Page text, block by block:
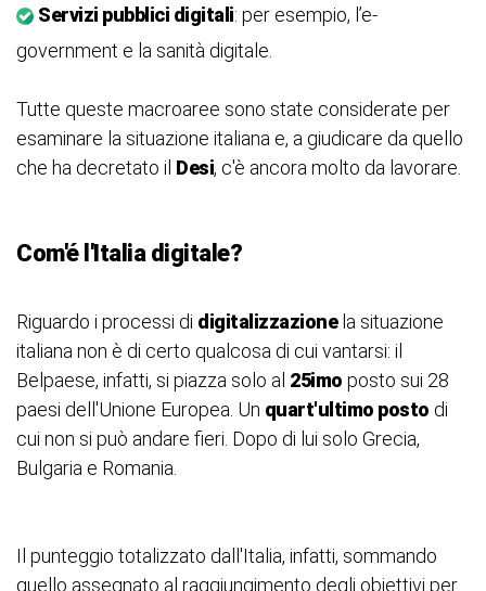
Servizi pubblici digitali: per esempio, l’e-
government e la sanità digitale.
Tutte queste macroaree sono state considerate per
esaminare la situazione italiana e, a giudicare da quello
che ha decretato il Desi, c'è ancora molto da lavorare.
Com'é l'Italia digitale?
Riguardo i processi di digitalizzazionela situazione
italiana non è di certo qualcosa di cui vantarsi: il
Belpaese, infatti, si piazza solo al 25imo posto sui 28
paesi dell'Unione Europea. Un quart'ultimo posto di
cui non si può andare fieri. Dopo di lui solo Grecia,
Bulgaria e Romania.
Il punteggio totalizzato dall'Italia, infatti, sommando
quello assegnato al raggiungimento degli obiettivi per